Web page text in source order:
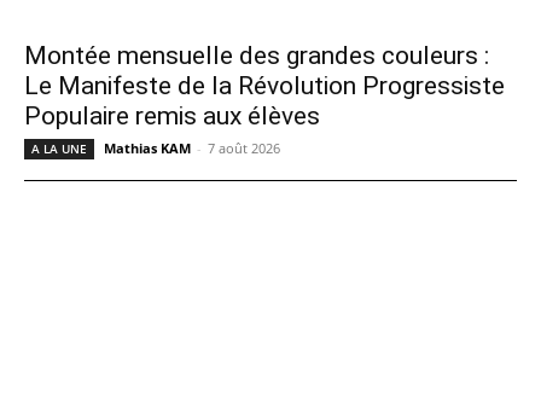
Montée mensuelle des grandes couleurs :
Le Manifeste de la Révolution Progressiste
Populaire remis aux élèves
A LA UNE Mathias KAM - 7 août 2026